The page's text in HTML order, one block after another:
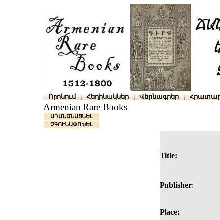
Որոնում Հեղինակներ Վերնագրեր
Armenian Rare Books
ԱՌԱՆՁՆԱՑՆԵԼ
ՉԳՈՒՆԱՓՈԽԵԼ
Title:
Publisher:
Place: